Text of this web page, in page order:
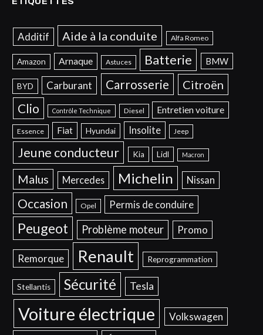
Additif Aide à la conduite Alfa Romeo
Amazon Arnaque Astuces Batterie BMW
BYD Carburant Carrosserie Citroën
Clio Contrôle Technique Diesel Entretien voiture
Essence Fiat Hyundai Insolite Jeep
Jeune conducteur Kia Lidl Macron
Malus Mercedes Michelin Nissan
Occasion Opel Permis de conduire
Peugeot Problème moteur Promo
Remorque Renault Reprogrammation
Stellantis Sécurité Tesla
Voiture électrique Volkswagen